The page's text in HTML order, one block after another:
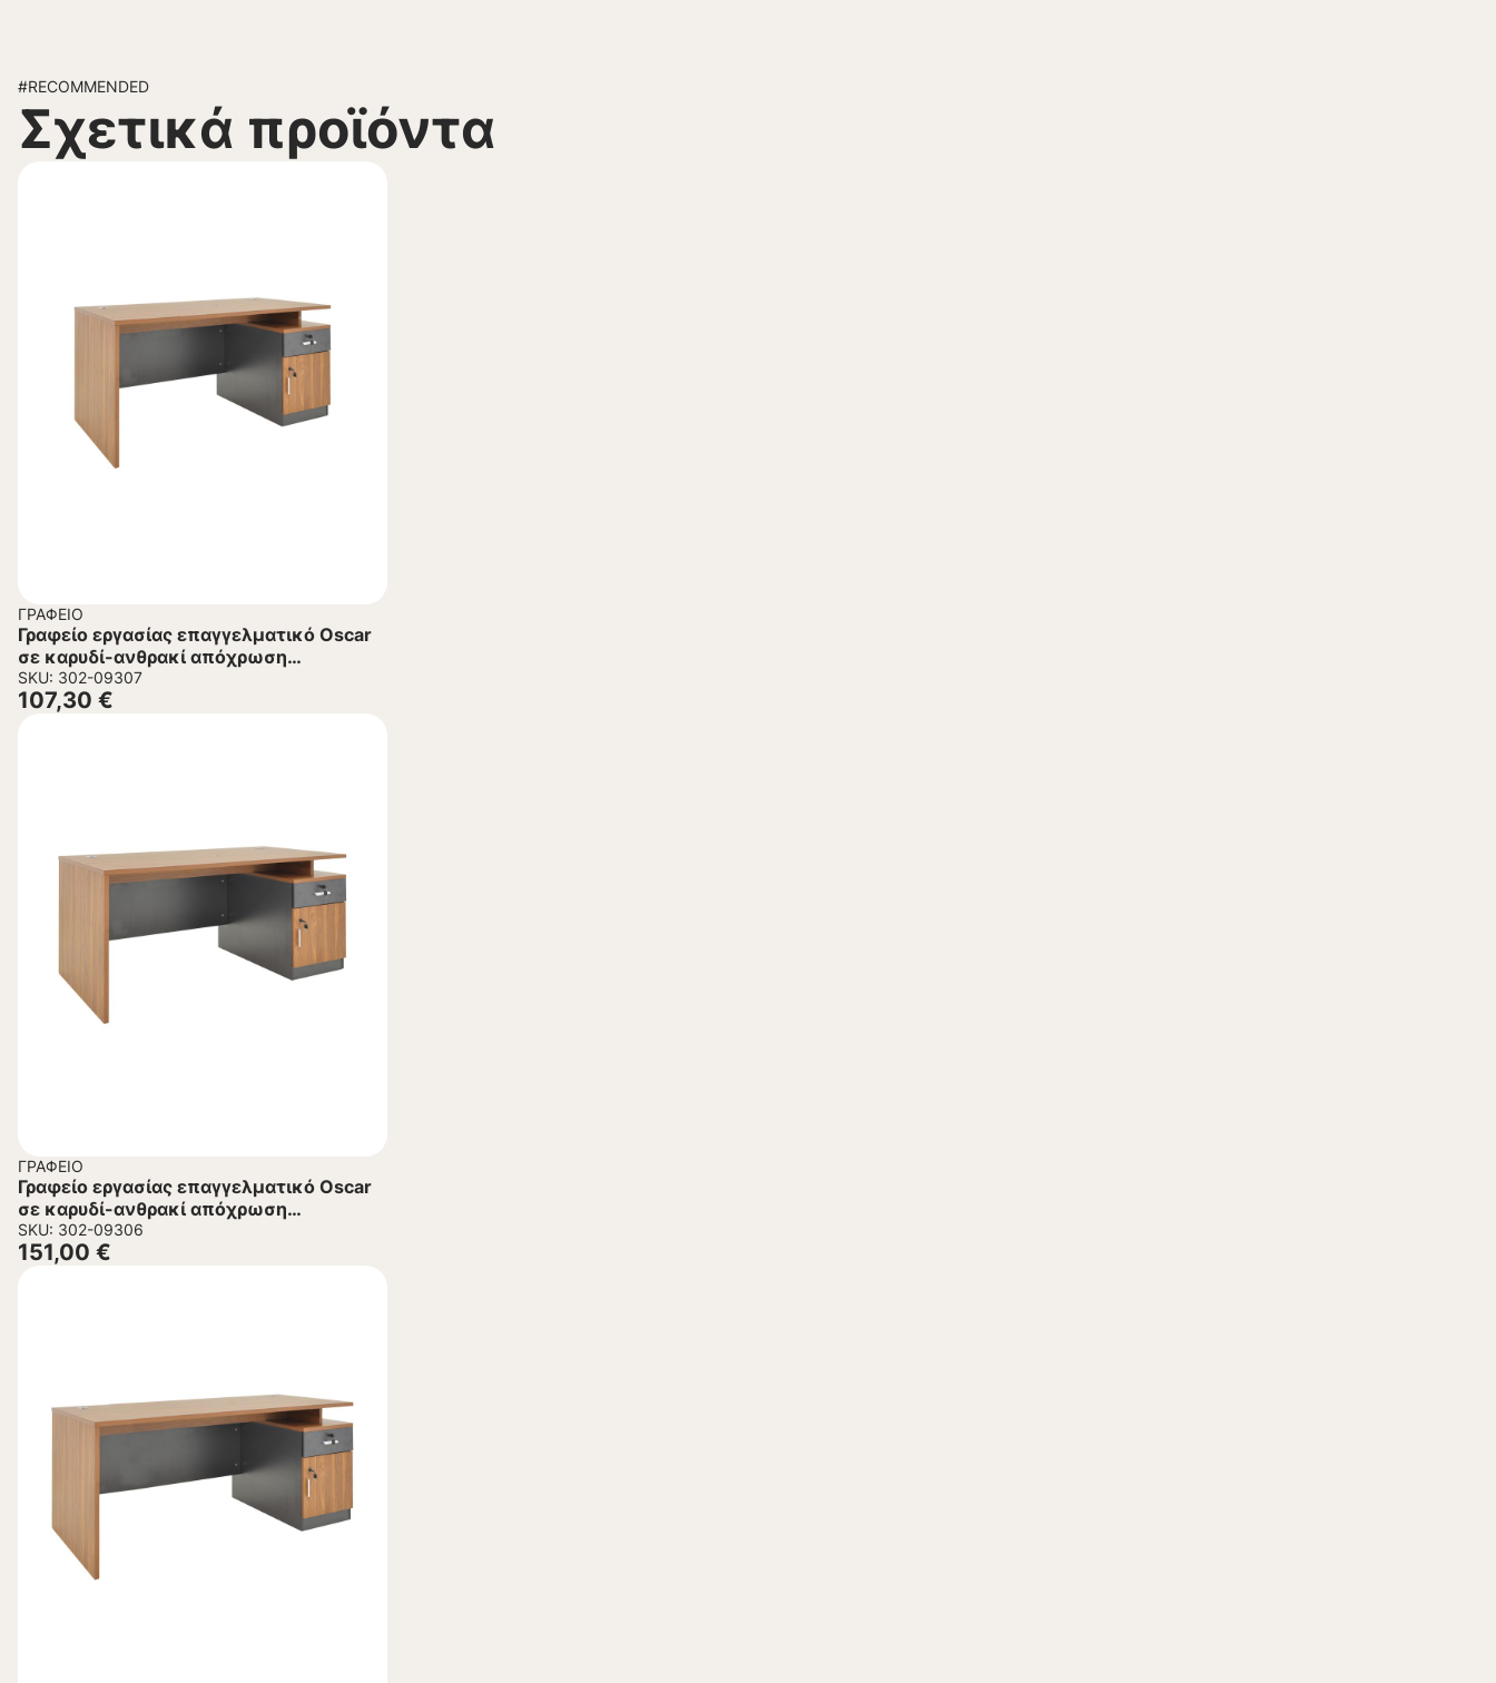
#RECOMMENDED
Σχετικά προϊόντα
ΓΡΑΦΕΊΟ
Γραφείο εργασίας επαγγελματικό Oscar
σε καρυδί-ανθρακί απόχρωση
120x70x76εκ
SKU: 302-09307
107,30 €
ΓΡΑΦΕΊΟ
Γραφείο εργασίας επαγγελματικό Oscar
σε καρυδί-ανθρακί απόχρωση
150x80x76εκ
SKU: 302-09306
151,00 €